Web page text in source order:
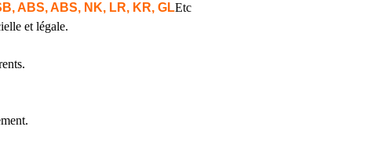
ABS, ABS, NK, LR, KR, GLEtc
et légale.